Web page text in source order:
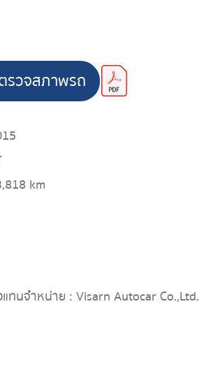
รวจสภาพรถ
km
ทนจำหน่าย : Visarn Autocar Co.,Ltd.